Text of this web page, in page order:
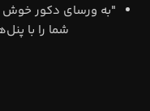
"به ورسای دکور خوش
شما را با